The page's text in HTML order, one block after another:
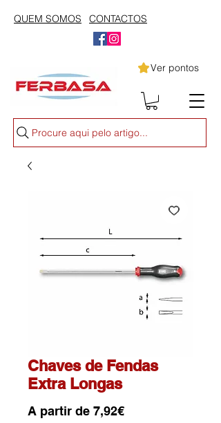
QUEM SOMOS CONTACTOS
Ver pontos
Procure aqui pelo artigo...
Chaves de Fendas
Extra Longas
A partir de 7,92€Preço